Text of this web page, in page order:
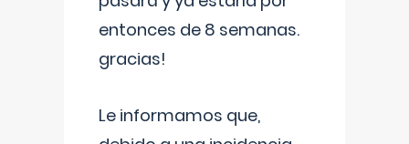
entonces de 8 semanas.
gracias!
Le informamos que,